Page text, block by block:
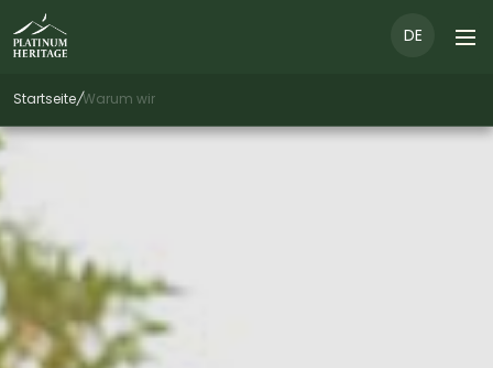
DE
Startseite/Warum wir